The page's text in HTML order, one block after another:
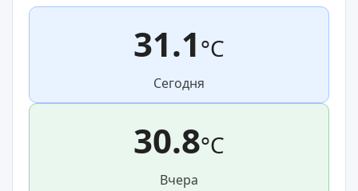
31.1°C
Сегодня
30.8°C
Вчера